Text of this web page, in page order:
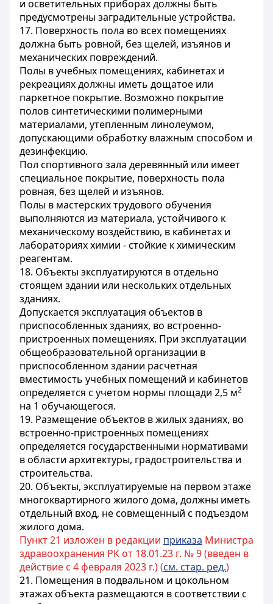
и осветительных приборах должны быть
предусмотрены заградительные устройства.
17. Поверхность пола во всех помещениях
должна быть ровной, без щелей, изъянов и
механических повреждений.
Полы в учебных помещениях, кабинетах и
рекреациях должны иметь дощатое или
паркетное покрытие. Возможно покрытие
полов синтетическими полимерными
материалами, утепленным линолеумом,
допускающими обработку влажным способом и
дезинфекцию.
Пол спортивного зала деревянный или имеет
специальное покрытие, поверхность пола
ровная, без щелей и изъянов.
Полы в мастерских трудового обучения
выполняются из материала, устойчивого к
механическому воздействию, в кабинетах и
лабораториях химии - стойкие к химическим
реагентам.
18. Объекты эксплуатируются в отдельно
стоящем здании или нескольких отдельных
зданиях.
Допускается эксплуатация объектов в
приспособленных зданиях, во встроенно-
пристроенных помещениях. При эксплуатации
общеобразовательной организации в
приспособленном здании расчетная
вместимость учебных помещений и кабинетов
определяется с учетом нормы площади 2,5 м2
на 1 обучающегося.
19. Размещение объектов в жилых зданиях, во
встроенно-пристроенных помещениях
определяется государственными нормативами
в области архитектуры, градостроительства и
строительства.
20. Объекты, эксплуатируемые на первом этаже
многоквартирного жилого дома, должны иметь
отдельный вход, не совмещенный с подъездом
жилого дома.
Пункт 21 изложен в редакции приказа Министра
здравоохранения РК от 18.01.23 г. № 9 (введен в
действие с 4 февраля 2023 г.) (см. стар. ред.)
21. Помещения в подвальном и цокольном
этажах объекта размещаются в соответствии с